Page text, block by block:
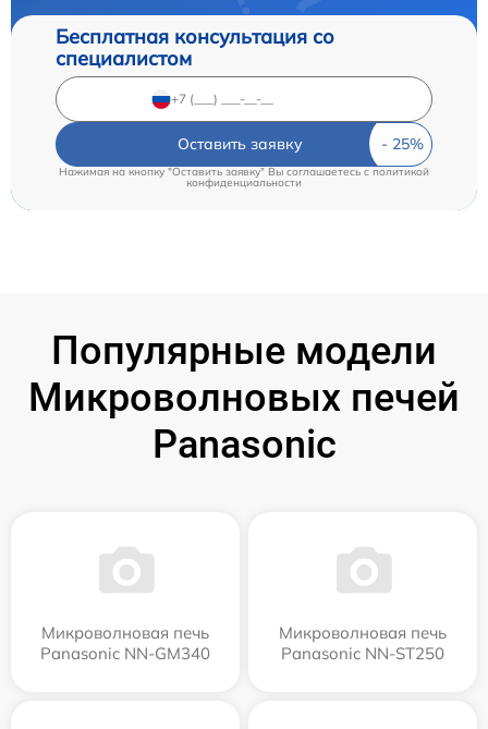
Бесплатная консультация со
специалистом
Оставить заявку
Нажимая на кнопку "Оставить заявку" Вы соглашаетесь cполитикой
конфиденциальности
Популярные модели
Микроволновых печей
Panasonic
Микроволновая печь
Panasonic NN-GM340
Микроволновая печь
Panasonic NN-ST250